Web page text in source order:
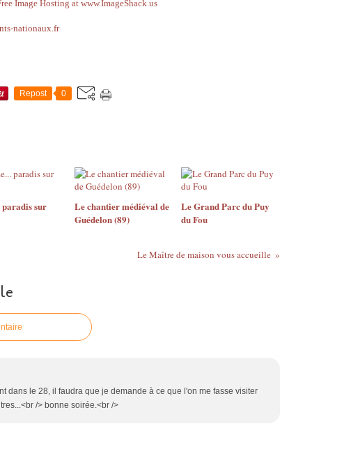
nationaux.fr
Repost 0
paradis sur
Le chantier médiéval de
Guédelon (89)
Le Grand Parc du Puy
du Fou
Le Maître de maison vous accueille
dans le 28, il faudra que je demande à ce que l'on me fasse visiter
/> bonne soirée.<br />